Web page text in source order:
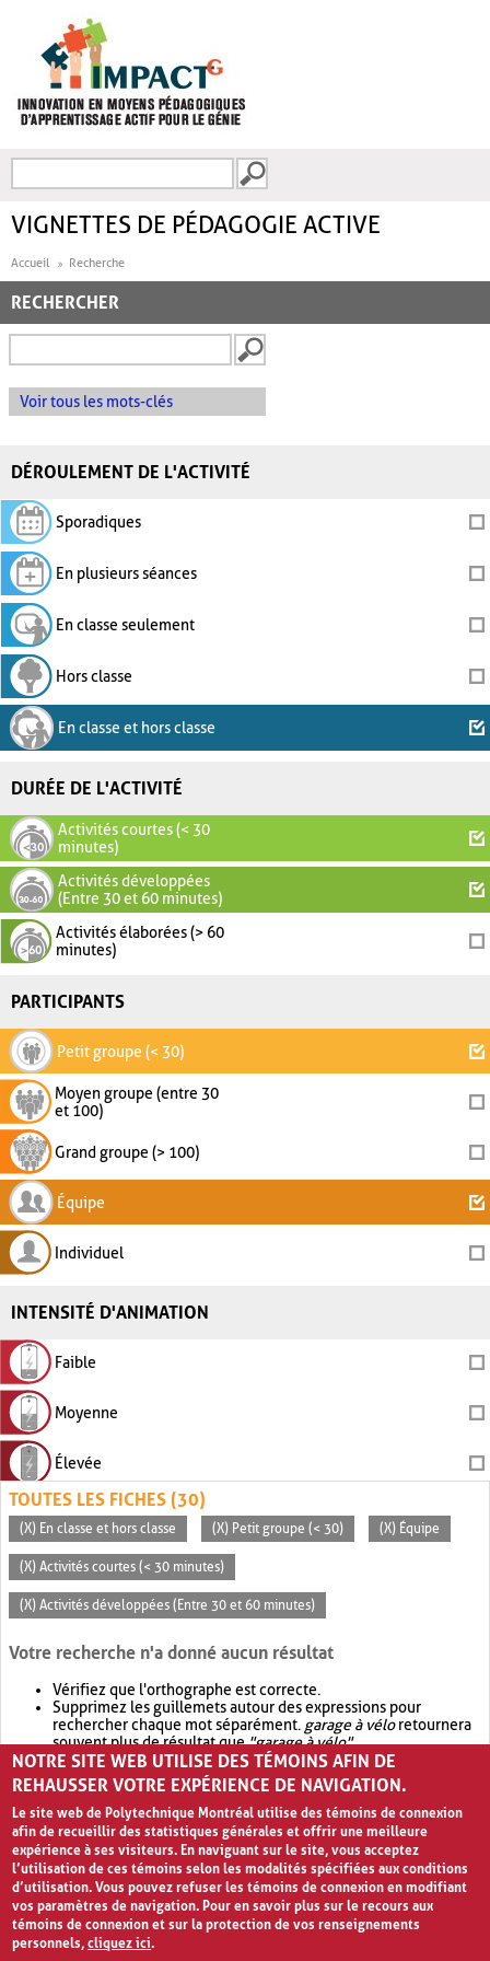
FORMULAIRE DE
VIGNETTES DE PÉDAGOGIE ACTIVE
Accueil Recherche
RECHERCHER
Voir tous les mots-clés
DÉROULEMENT DE L'ACTIVITÉ
Sporadiques
En plusieurs séances
En classe seulement
Hors classe
En classe et hors classe
DURÉE DE L'ACTIVITÉ
Activités courtes (< 30
minutes)
Activités développées
(Entre 30 et 60 minutes)
Activités élaborées (> 60
minutes)
PARTICIPANTS
Petit groupe (< 30)
Moyen groupe (entre 30
et 100)
Grand groupe (> 100)
Équipe
Individuel
INTENSITÉ D'ANIMATION
Faible
Moyenne
Élevée
TOUTES LES FICHES (30)
(X) En classe et hors classe (X) Petit groupe (< 30) (X) Équipe
(X) Activités courtes (< 30 minutes)
(X) Activités développées (Entre 30 et 60 minutes)
Votre recherche n'a donné aucun résultat
Vérifiez que l'orthographe est correcte.
Supprimez les guillemets autour des expressions pour
rechercher chaque mot séparément. garage à véloretournera
souvent plus de résultat que"garage à vélo".
Envisagez d'élargir votre recherche avec OR.garage OR vélo
retournera souvent plus de résultat quegarage à vélo
NOTRE SITE WEB UTILISE DES TÉMOINS AFIN DE
REHAUSSER VOTRE EXPÉRIENCE DE NAVIGATION.
Le site web de Polytechnique Montréal utilise des témoins de connexion
afin de recueillir des statistiques générales et offrir une meilleure
expérience à ses visiteurs. En naviguant sur le site, vous acceptez
l’utilisation de ces témoins selon les modalités spécifiées aux conditions
d’utilisation. Vous pouvez refuser les témoins de connexion en modifiant
vos paramètres de navigation. Pour en savoir plus sur le recours aux
témoins de connexion et sur la protection de vos renseignements
personnels,cliquez ici.